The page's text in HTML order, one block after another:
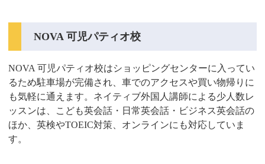
NOVA 可児パティオ校
NOVA 可児パティオ校はショッピングセンターに入ってい
るため駐車場が完備され、車でのアクセスや買い物帰りに
も気軽に通えます。ネイティブ外国人講師による少人数レ
ッスンは、こども英会話・日常英会話・ビジネス英会話の
ほか、英検やTOEIC対策、オンラインにも対応していま
す。